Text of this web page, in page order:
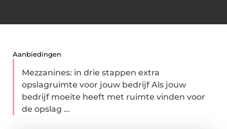
Aanbiedingen
Mezzanines: in drie stappen extra
opslagruimte voor jouw bedrijf Als jouw
bedrijf moeite heeft met ruimte vinden voor
de opslag ...